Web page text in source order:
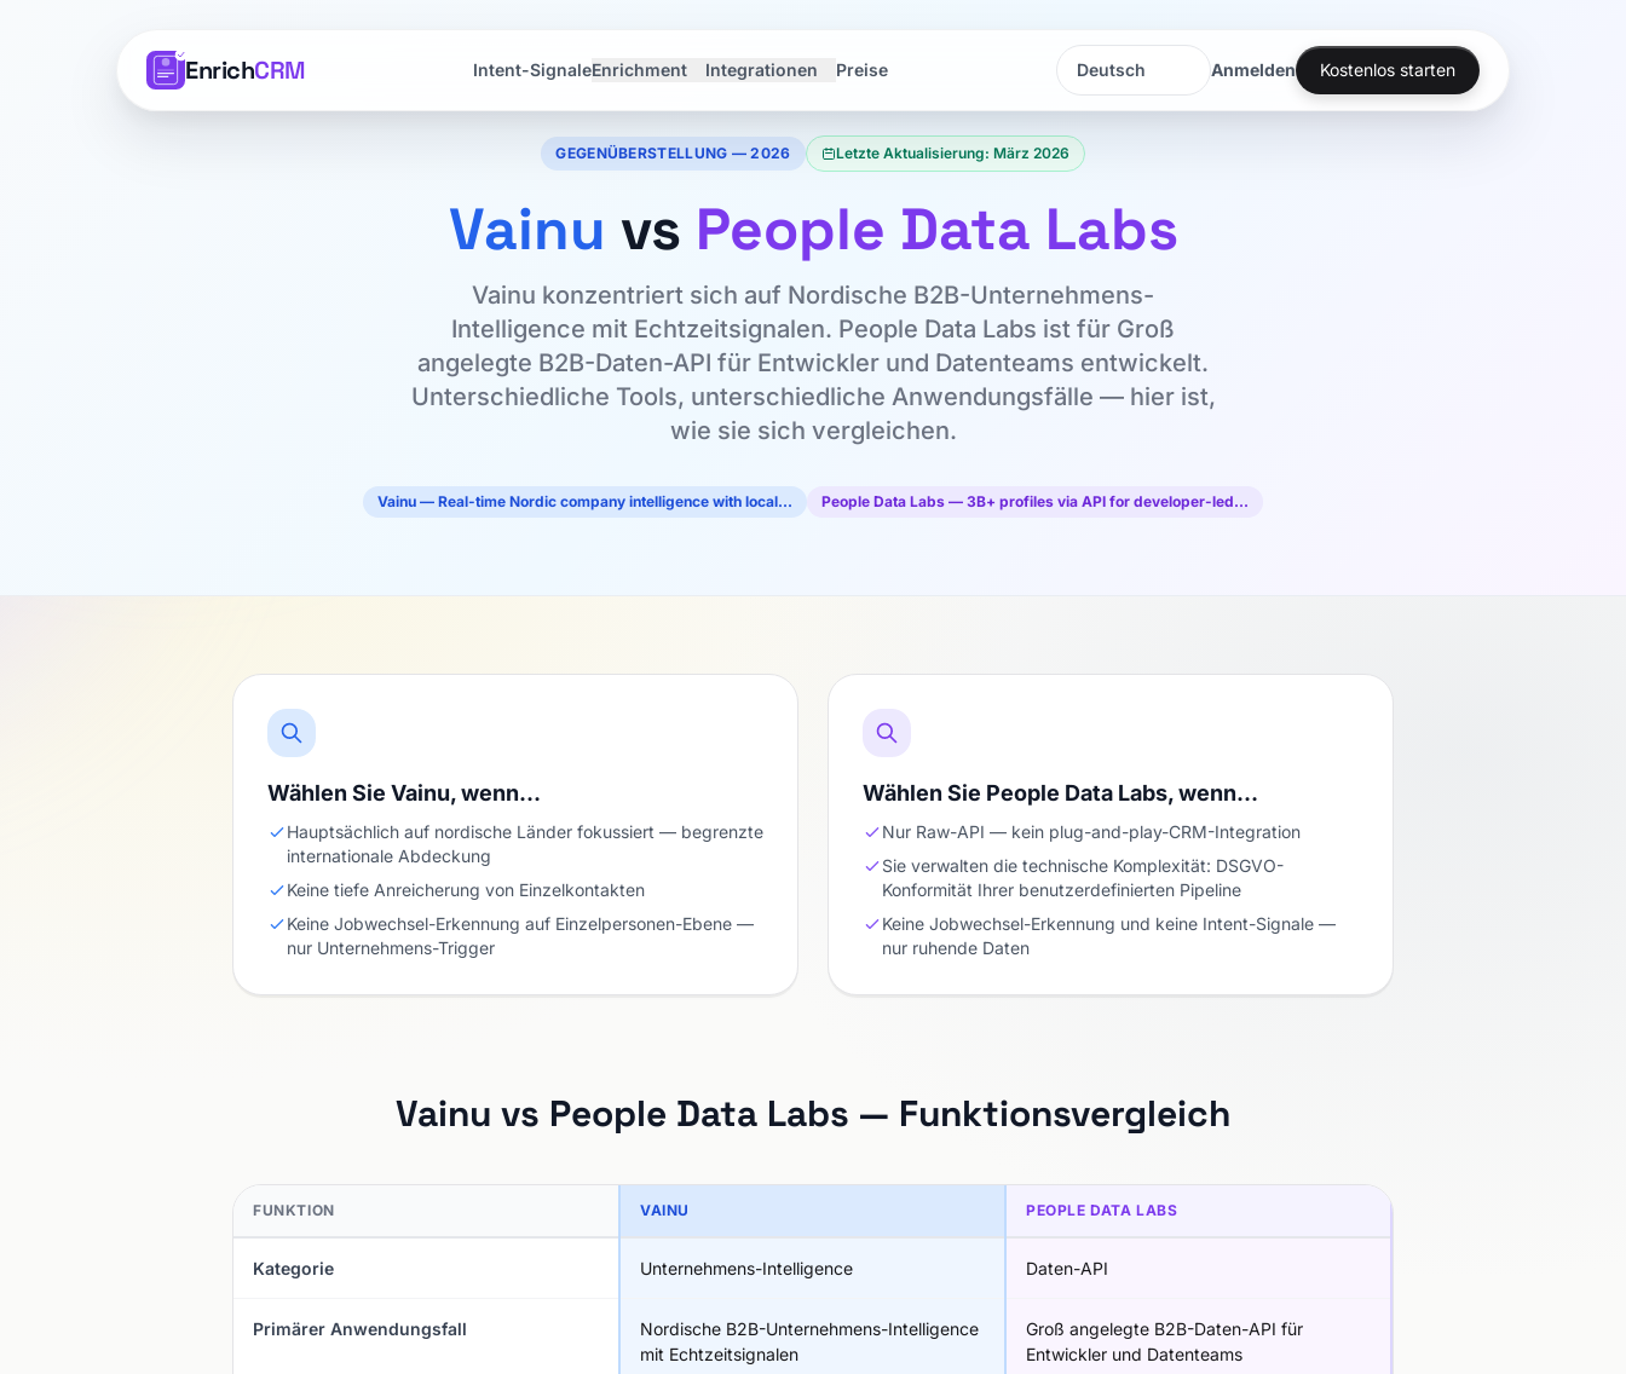
EnrichCRM Intent-SignaleEnrichment Integrationen Preise
Sprache
Sprache
Anmelden Kostenlos starten
GEGENÜBERSTELLUNG — 2026 Letzte Aktualisierung: März 2026
Vainu vs People Data Labs
Vainu konzentriert sich auf Nordische B2B-Unternehmens-
Intelligence mit Echtzeitsignalen. People Data Labs ist für Groß
angelegte B2B-Daten-API für Entwickler und Datenteams entwickelt.
Unterschiedliche Tools, unterschiedliche Anwendungsfälle — hier ist,
wie sie sich vergleichen.
Vainu — Real-time Nordic company intelligence with local… People Data Labs — 3B+ profiles via API for developer-led…
Wählen Sie Vainu, wenn…
Hauptsächlich auf nordische Länder fokussiert — begrenzte
internationale Abdeckung
Keine tiefe Anreicherung von Einzelkontakten
Keine Jobwechsel-Erkennung auf Einzelpersonen-Ebene —
nur Unternehmens-Trigger
Wählen Sie People Data Labs, wenn…
Nur Raw-API — kein plug-and-play-CRM-Integration
Sie verwalten die technische Komplexität: DSGVO-
Konformität Ihrer benutzerdefinierten Pipeline
Keine Jobwechsel-Erkennung und keine Intent-Signale —
nur ruhende Daten
Vainu vs People Data Labs — Funktionsvergleich
FUNKTION VAINU PEOPLE DATA LABS
Kategorie Unternehmens-Intelligence Daten-API
Primärer Anwendungsfall
Nordische B2B-Unternehmens-Intelligence
mit Echtzeitsignalen
Groß angelegte B2B-Daten-API für
Entwickler und Datenteams